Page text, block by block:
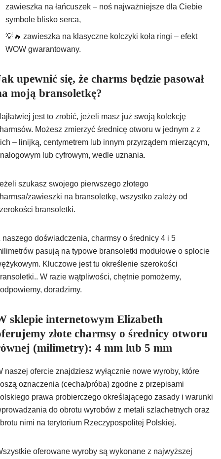
zawieszka na łańcuszek – noś najważniejsze dla Ciebie
symbole blisko serca,
💡🔥 zawieszka na klasyczne kolczyki koła ringi – efekt
WOW gwarantowany.
upewnić się, że charms będzie pasował
moją bransoletkę?
jest to zrobić, jeżeli masz już swoją kolekcję
Możesz zmierzyć średnicę otworu w jednym z z
– linijką, centymetrem lub innym przyrządem mierzącym,
lub cyfrowym, wedle uznania.
szukasz swojego pierwszego złotego
zawieszki na bransoletkę, wszystko zależy od
bransoletki.
naszego doświadczenia, charmsy o średnicy 4 i 5
pasują na typowe bransoletki modułowe o splocie
Kluczowe jest tu określenie szerokości
W razie wątpliwości, chętnie pomożemy,
doradzimy.
sklepie internetowym Elizabeth
złote charmsy o średnicy otworu
(milimetry): 4 mm lub 5 mm
naszej ofercie znajdziesz wyłącznie nowe wyroby, które
oznaczenia (cecha/próba) zgodne z przepisami
prawa probierczego określającego zasady i warunki
do obrotu wyrobów z metali szlachetnych oraz
nimi na terytorium Rzeczypospolitej Polskiej.
oferowane wyroby są wykonane z najwyższej